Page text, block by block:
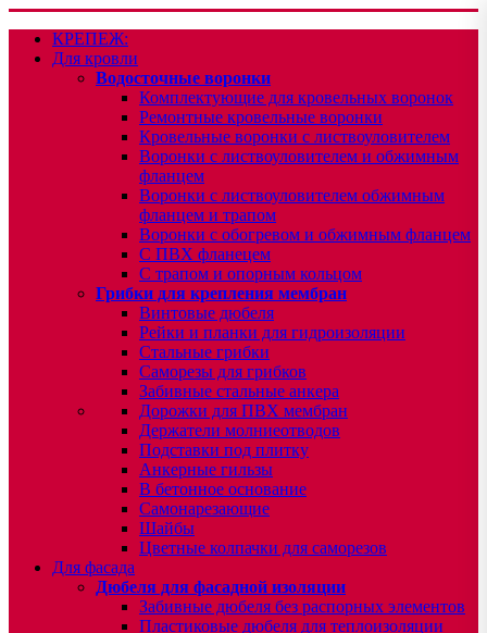
КРЕПЕЖ:
Для кровли
Водосточные воронки
Комплектующие для кровельных воронок
Ремонтные кровельные воронки
Кровельные воронки с листвоуловителем
Воронки с листвоуловителем и обжимным
фланцем
Воронки с листвоуловителем обжимным
фланцем и трапом
Воронки с обогревом и обжимным фланцем
С ПВХ фланецем
С трапом и опорным кольцом
Грибки для крепления мембран
Винтовые дюбеля
Рейки и планки для гидроизоляции
Стальные грибки
Саморезы для грибков
Забивные стальные анкера
Дорожки для ПВХ мембран
Держатели молниеотводов
Подставки под плитку
Анкерные гильзы
В бетонное основание
Самонарезающие
Шайбы
Цветные колпачки для саморезов
Для фасада
Дюбеля для фасадной изоляции
Забивные дюбеля без распорных элементов
Пластиковые дюбеля для теплоизоляции